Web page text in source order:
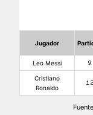
Jugador
Leo Messi 9
Cristiano
Ronaldo
12